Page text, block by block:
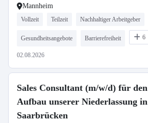
Mannheim
Vollzeit Teilzeit Nachhaltiger Arbeitgeber
Gesundheitsangebote Barrierefreiheit 6
02.08.2026
Sales Consultant (m/w/d) für den
Aufbau unserer Niederlassung in
Saarbrücken